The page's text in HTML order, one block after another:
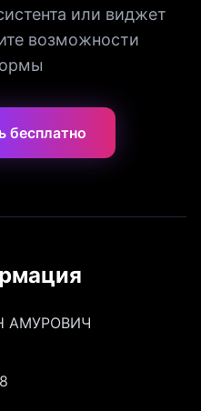
или виджет
возможности
бесплатно
АМУРОВИЧ